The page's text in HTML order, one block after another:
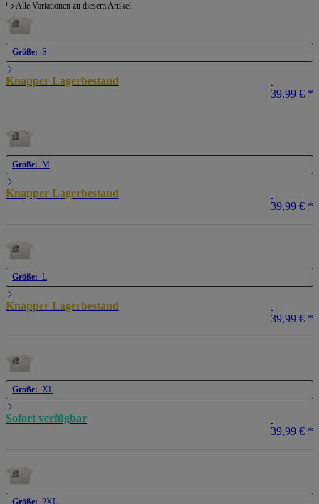
Alle Variationen zu diesem Artikel
Größe: S
Knapper Lagerbestand
39,99 € *
Größe: M
Knapper Lagerbestand
39,99 € *
Größe: L
Knapper Lagerbestand
39,99 € *
Größe: XL
Sofort verfügbar
39,99 € *
Größe: 2XL